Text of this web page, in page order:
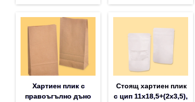
Хартиен плик с
правоъгълно дъно
Стоящ хартиен плик
с цип 11х18,5+(2х3,5),